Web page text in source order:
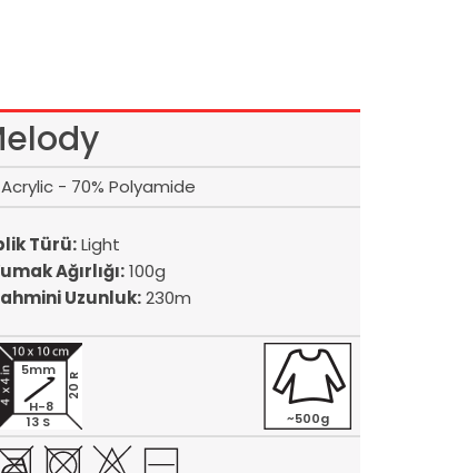
- 70% Polyamide
Türü:Light
Ağırlığı:100g
Uzunluk:230m
13 S
20 R
5mm
H-8
~500g